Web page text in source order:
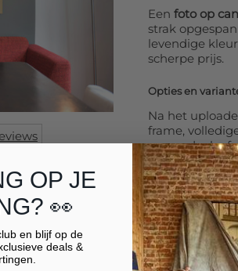
Een foto op
strak
levendige
scherpe prijs.
Opties en
Na het
frame,
canvasdoek of
precies samen
Grootformaat
Voor formaten
wisselframe.
lagere
zilver en
OP JE
👀
en blijf op de
deals &